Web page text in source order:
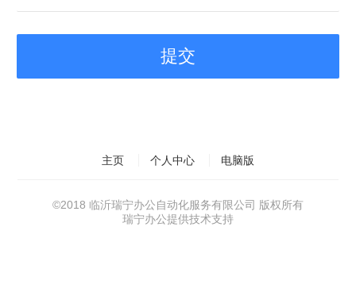
主页 个人中心 电脑版
©2018 临沂瑞宁办公自动化服务有限公司 版权所有
瑞宁办公提供技术支持